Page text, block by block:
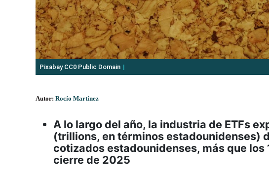
Pixabay CC0 Public Domain
Autor: Rocío Martínez
A lo largo del año, la industria de ETFs
(trillions, en términos estadounidenses)
cotizados estadounidenses, más que
cierre de 2025